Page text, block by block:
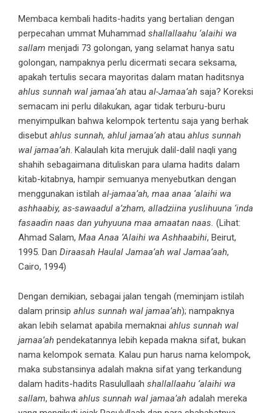
Membaca kembali hadits-hadits yang bertalian dengan
perpecahan ummat Muhammad shallallaahu ‘alaihi wa
sallam menjadi 73 golongan, yang selamat hanya satu
golongan, nampaknya perlu dicermati secara seksama,
apakah tertulis secara mayoritas dalam matan haditsnya
ahlus sunnah wal jamaa’ah atau al-Jamaa’ah saja? Koreksi
semacam ini perlu dilakukan, agar tidak terburu-buru
menyimpulkan bahwa kelompok tertentu saja yang berhak
disebut ahlus sunnah, ahlul jamaa’ah atau ahlus sunnah
wal jamaa’ah. Kalaulah kita merujuk dalil-dalil naqli yang
shahih sebagaimana dituliskan para ulama hadits dalam
kitab-kitabnya, hampir semuanya menyebutkan dengan
menggunakan istilah al-jamaa’ah, maa anaa ‘alaihi wa
ashhaabiy, as-sawaadul a’zham, alladziina yuslihuuna ‘inda
fasaadin naas dan yuhyuuna maa amaatan naas. (Lihat:
Ahmad Salam, Maa Anaa ‘Alaihi wa Ashhaabihi, Beirut,
1995. Dan Diraasah Haulal Jamaa’ah wal Jamaa’aah,
Cairo, 1994)
Dengan demikian, sebagai jalan tengah (meminjam istilah
dalam prinsip ahlus sunnah wal jamaa’ah); nampaknya
akan lebih selamat apabila memaknai ahlus sunnah wal
jamaa’ah pendekatannya lebih kepada makna sifat, bukan
nama kelompok semata. Kalau pun harus nama kelompok,
maka substansinya adalah makna sifat yang terkandung
dalam hadits-hadits Rasulullaah shallallaahu ‘alaihi wa
sallam, bahwa ahlus sunnah wal jamaa’ah adalah mereka